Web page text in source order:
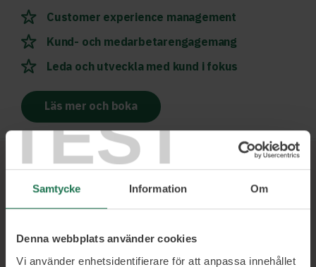
TEST
Samtycke Information Om
Denna webbplats använder cookies
Vi använder enhetsidentifierare för att anpassa innehållet
Customer experience management
Kund- och medarbetarengagemang
Leda och utveckla med kund i fokus
Läs mer och boka
Ett urval av våra kunder